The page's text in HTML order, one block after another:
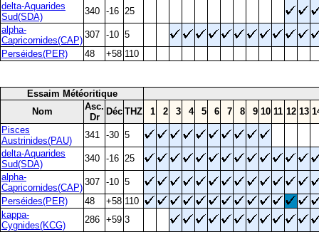
delta-Aquarides
Sud(SDA)
340 -16 25
alpha-
Capricornides(CAP)
307 -10 5
Perséides(PER)
48 +58 110
Essaim Météoritique
Nom
Asc.
Dr
Déc THZ 1 2 3 4 5 6 7 8 9 10 11 12 13
Pisces
Austrinides(PAU)
341 -30 5
delta-Aquarides
Sud(SDA)
340 -16 25
alpha-
Capricornides(CAP)
307 -10 5
Perséides(PER)
48 +58 110
kappa-
Cygnides(KCG)
286 +59 3